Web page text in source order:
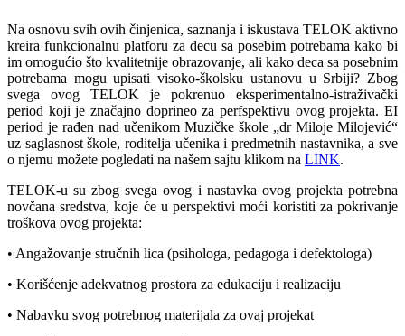
Na osnovu svih ovih činjenica, saznanja i iskustava TELOK aktivno
kreira funkcionalnu platforu za decu sa posebim potrebama kako bi
im omogućio što kvalitetnije obrazovanje, ali kako deca sa posebnim
potrebama mogu upisati visoko-školsku ustanovu u Srbiji? Zbog
svega ovog TELOK je pokrenuo eksperimentalno-istraživački
period koji je značajno doprineo za perfspektivu ovog projekta. EI
period je rađen nad učenikom Muzičke škole „dr Miloje Milojević“
uz saglasnost škole, roditelja učenika i predmetnih nastavnika, a sve
o njemu možete pogledati na našem sajtu klikom na LINK.
TELOK-u su zbog svega ovog i nastavka ovog projekta potrebna
novčana sredstva, koje će u perspektivi moći koristiti za pokrivanje
troškova ovog projekta:
• Angažovanje stručnih lica (psihologa, pedagoga i defektologa)
• Korišćenje adekvatnog prostora za edukaciju i realizaciju
• Nabavku svog potrebnog materijala za ovaj projekat